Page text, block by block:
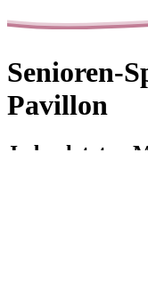
Senioren-
Pavillon
Jeden letzten